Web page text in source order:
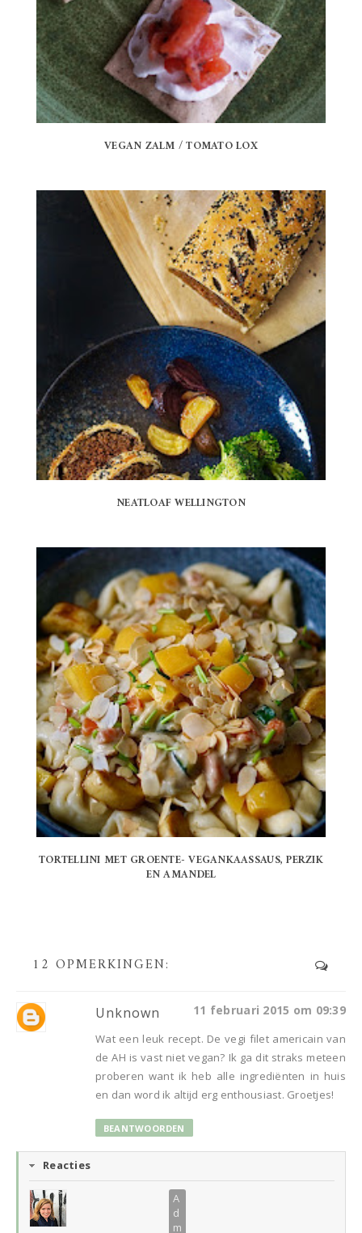
VEGAN ZALM / TOMATO LOX
NEATLOAF WELLINGTON
TORTELLINI MET GROENTE- VEGANKAASSAUS, PERZIK
EN AMANDEL
12 OPMERKINGEN:
Unknown 11 februari 2015 om 09:39
Wat een leuk recept. De vegi filet americain van
de AH is vast niet vegan? Ik ga dit straks meteen
proberen want ik heb alle ingrediënten in huis
en dan word ik altijd erg enthousiast. Groetjes!
BEANTWOORDEN
Reacties